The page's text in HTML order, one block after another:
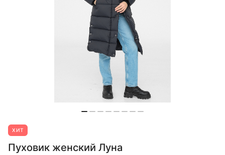
ХИТ
Пуховик женский Луна